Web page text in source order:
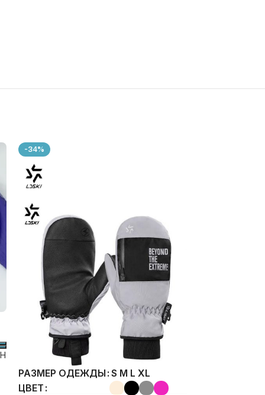
-34%
РАЗМЕР ОДЕЖДЫ S M L XL
ЦВЕТ